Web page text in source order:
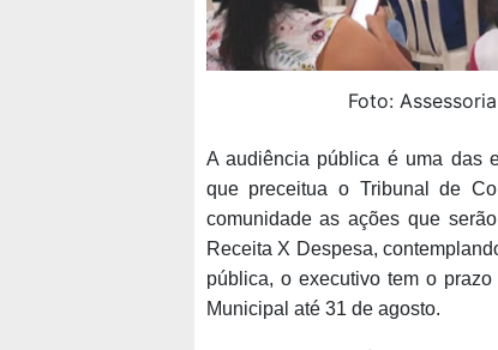
Foto:
A audiência pública é uma das
que preceitua o Tribunal de
comunidade as ações que
Receita X Despesa,
pública, o executivo tem o
Municipal até 31 de agosto.